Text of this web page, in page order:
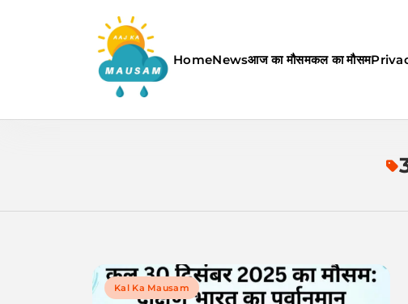
Aaj Ka Mausam | आज का
HomeNewsआज का मौसमकल का मौसम
Kal Ka Mausam